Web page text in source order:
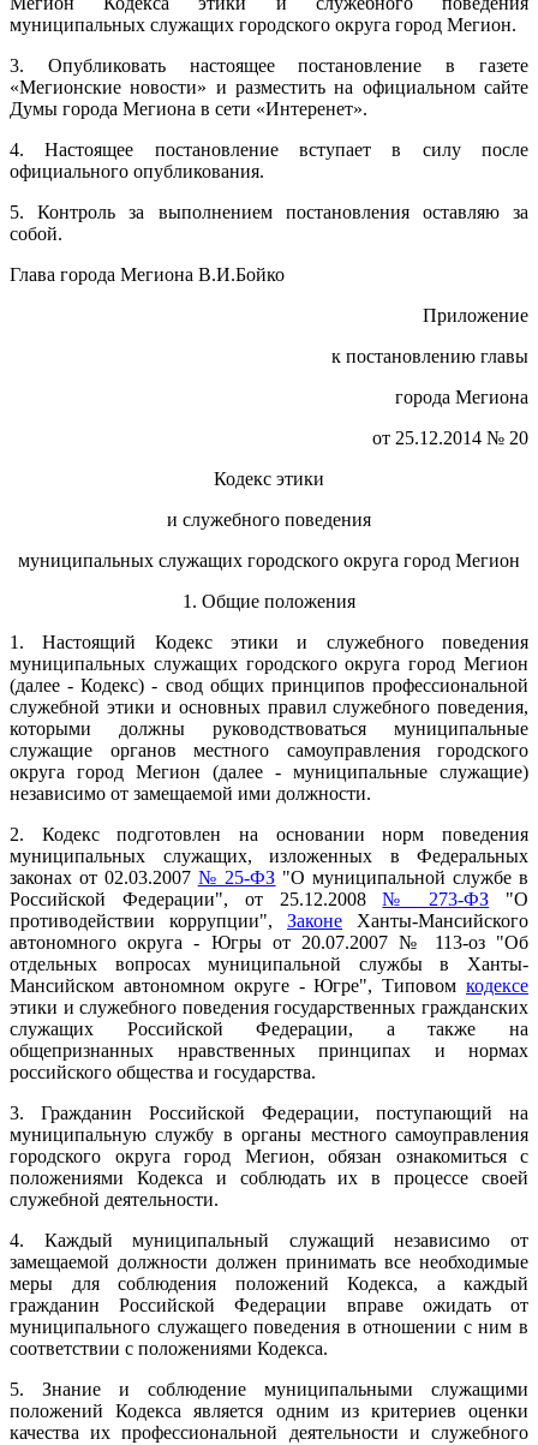
муниципальных служащих городского округа город Мегион.
3. Опубликовать настоящее постановление в газете
«Мегионские новости» и разместить на официальном сайте
Думы города Мегиона в сети «Интеренет».
4. Настоящее постановление вступает в силу после
официального опубликования.
5. Контроль за выполнением постановления оставляю за
собой.
Глава города Мегиона В.И.Бойко
Приложение
к постановлению главы
города Мегиона
от 25.12.2014 № 20
Кодекс этики
и служебного поведения
муниципальных служащих городского округа город Мегион
1. Общие положения
1. Настоящий Кодекс этики и служебного поведения
муниципальных служащих городского округа город Мегион
(далее - Кодекс) - свод общих принципов профессиональной
служебной этики и основных правил служебного поведения,
которыми должны руководствоваться муниципальные
служащие органов местного самоуправления городского
округа город Мегион (далее - муниципальные служащие)
независимо от замещаемой ими должности.
2. Кодекс подготовлен на основании норм поведения
муниципальных служащих, изложенных в Федеральных
законах от 02.03.2007 № 25-ФЗ "О муниципальной службе в
Российской Федерации", от 25.12.2008№ 273-ФЗ "О
противодействии коррупции", Законе Ханты-Мансийского
автономного округа - Югры от 20.07.2007 № 113-оз "Об
отдельных вопросах муниципальной службы в Ханты-
Мансийском автономном округе - Югре", Типовом кодексе
этики и служебного поведения государственных гражданских
служащих Российской Федерации, а также на
общепризнанных нравственных принципах и нормах
российского общества и государства.
3. Гражданин Российской Федерации, поступающий на
муниципальную службу в органы местного самоуправления
городского округа город Мегион, обязан ознакомиться с
положениями Кодекса и соблюдать их в процессе своей
служебной деятельности.
4. Каждый муниципальный служащий независимо от
замещаемой должности должен принимать все необходимые
меры для соблюдения положений Кодекса, а каждый
гражданин Российской Федерации вправе ожидать от
муниципального служащего поведения в отношении с ним в
соответствии с положениями Кодекса.
5. Знание и соблюдение муниципальными служащими
положений Кодекса является одним из критериев оценки
качества их профессиональной деятельности и служебного